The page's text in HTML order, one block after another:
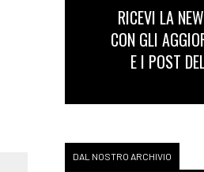
RICEVI LA
CON GLI
E I POST
DAL NOSTRO ARCHIVIO